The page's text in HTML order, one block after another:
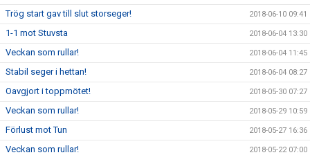
Trög start gav till slut storseger! 2018-06-10 09:41
1-1 mot Stuvsta 2018-06-04 13:30
Veckan som rullar! 2018-06-04 11:45
Stabil seger i hettan! 2018-06-04 08:27
Oavgjort i toppmötet! 2018-05-30 07:27
Veckan som rullar! 2018-05-29 10:59
Förlust mot Tun 2018-05-27 16:36
Veckan som rullar! 2018-05-22 07:00